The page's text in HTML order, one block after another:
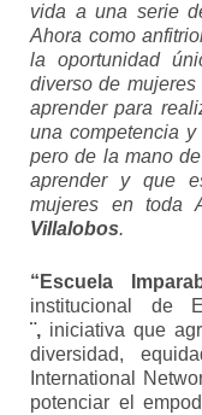
vida a una serie
Ahora como
la oportunidad
diverso de
aprender para
una competencia
pero de la mano
aprender y que
mujeres en toda
Villalobos.
“Escuela
institucional de
¨, iniciativa que
diversidad,
International
potenciar el